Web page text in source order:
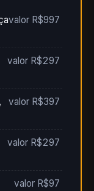
valor R$997
valor R$297
valor R$397
valor R$297
valor R$97